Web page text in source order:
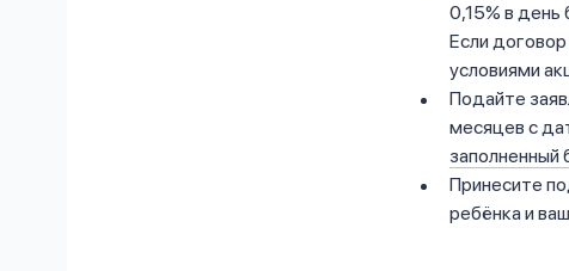
0,15% в день
Если
условиями
Подайте
месяцев с
заполненный
Принесите
ребёнка и